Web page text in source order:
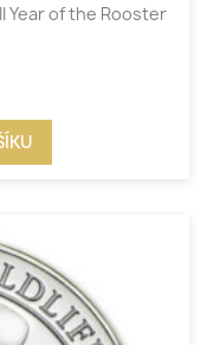
Year of the Rooster